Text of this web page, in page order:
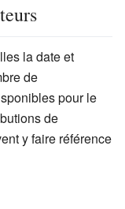
la date et
de
pour le
de
y faire référence